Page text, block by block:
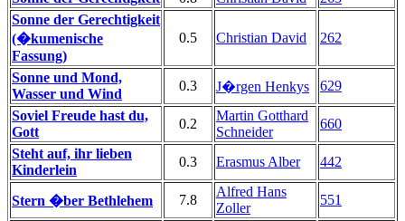
Sonne der Gerechtigkeit
(�kumenische
Fassung)
0.5 Christian David 262
Sonne und Mond,
Wasser und Wind
0.3 J�rgen Henkys
629
Soviel Freude hast du,
Gott
0.2
Martin Gotthard
Schneider
660
Steht auf, ihr lieben
Kinderlein
0.3 Erasmus Alber 442
Stern �ber Bethlehem 7.8
Alfred Hans
Zoller
551